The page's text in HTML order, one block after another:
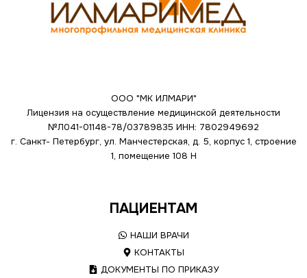
ООО "МК ИЛМАРИ"
Лицензия на осуществление медицинской деятельности
№Л041-01148-78/03789835 ИНН: 7802949692
г. Санкт- Петербург, ул. Манчестерская, д. 5, корпус 1, строение
1, помещение 108 Н
ПАЦИЕНТАМ
НАШИ ВРАЧИ
КОНТАКТЫ
ДОКУМЕНТЫ ПО ПРИКАЗУ